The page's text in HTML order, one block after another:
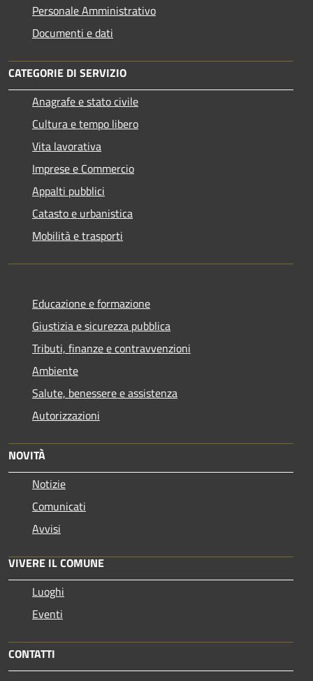
Personale Amministrativo
Documenti e dati
CATEGORIE DI SERVIZIO
Anagrafe e stato civile
Cultura e tempo libero
Vita lavorativa
Imprese e Commercio
Appalti pubblici
Catasto e urbanistica
Mobilità e trasporti
Educazione e formazione
Giustizia e sicurezza pubblica
Tributi, finanze e contravvenzioni
Ambiente
Salute, benessere e assistenza
Autorizzazioni
NOVITÀ
Notizie
Comunicati
Avvisi
VIVERE IL COMUNE
Luoghi
Eventi
CONTATTI